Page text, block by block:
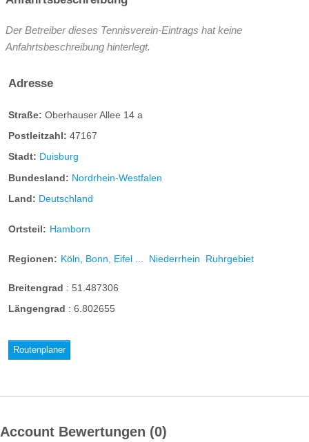
Der Betreiber dieses Tennisverein-Eintrags hat keine
Anfahrtsbeschreibung hinterlegt.
Adresse
Straße: Oberhauser Allee 14 a
Postleitzahl: 47167
Stadt: Duisburg
Bundesland: Nordrhein-Westfalen
Land: Deutschland
Ortsteil: Hamborn
Regionen: Köln, Bonn, Eifel ... Niederrhein Ruhrgebiet
Breitengrad : 51.487306
Längengrad : 6.802655
Routenplaner
Account Bewertungen 0